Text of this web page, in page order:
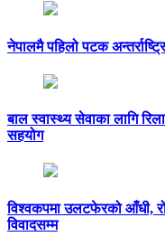
नेपालमै पहिलो पटक
बाल स्वास्थ्य सेवाका लागि
सहयोग
विश्वकपमा उलटफेरको आँधी,
विवादसम्म